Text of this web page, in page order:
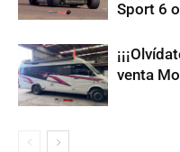
Sport 6
venta